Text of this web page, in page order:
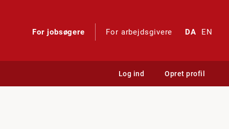
For jobsøgere For arbejdsgivere DA EN
Log ind Opret profil